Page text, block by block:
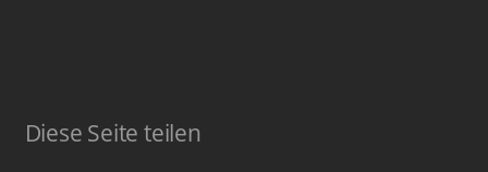
Diese Seite teilen